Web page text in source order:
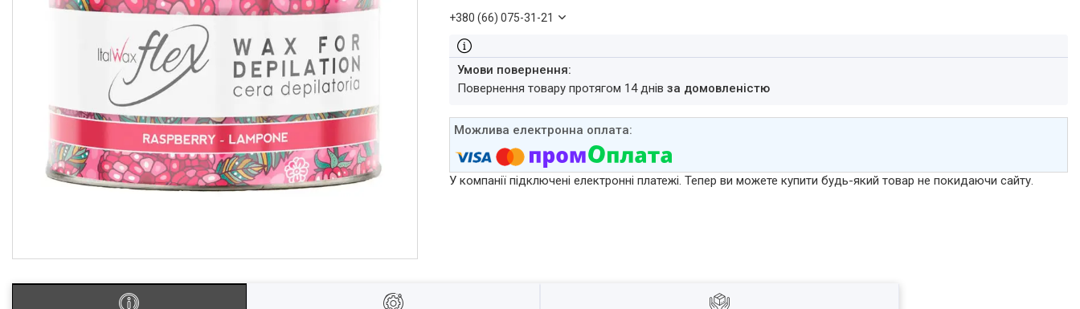
+380 (66) 075-31-21
повернення товару протягом 14 днівза домовленістю
У компанії підключені електронні платежі. Тепер ви можете купити будь-який товар не покидаючи сайту.